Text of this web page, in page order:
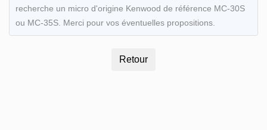
recherche un micro d'origine Kenwood de référence MC-30S
ou MC-35S. Merci pour vos éventuelles propositions.